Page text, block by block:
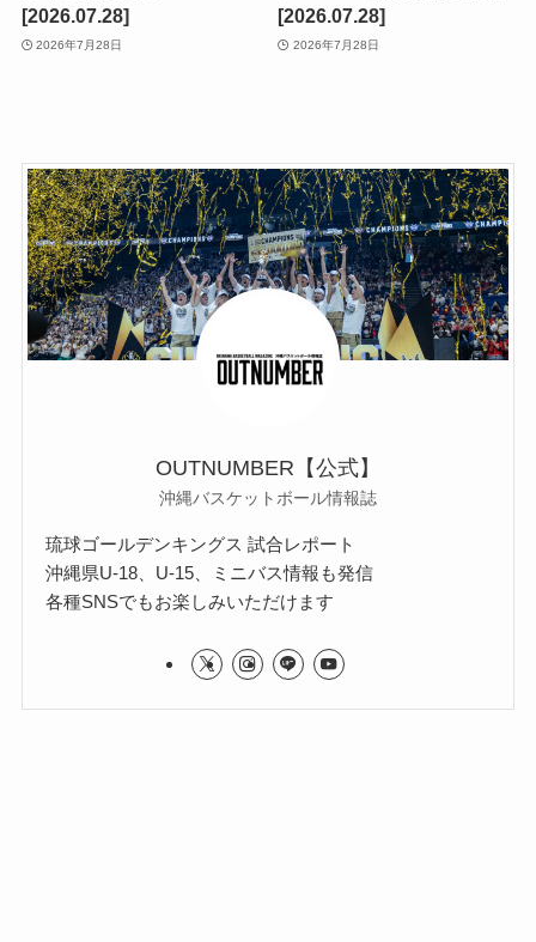
[2026.07.28]
2026年7月28日
[2026.07.28]
2026年7月28日
OUTNUMBER【公式】
沖縄バスケットボール情報誌
琉球ゴールデンキングス 試合レポート
沖縄県U-18、U-15、ミニバス情報も発信
各種SNSでもお楽しみいただけます